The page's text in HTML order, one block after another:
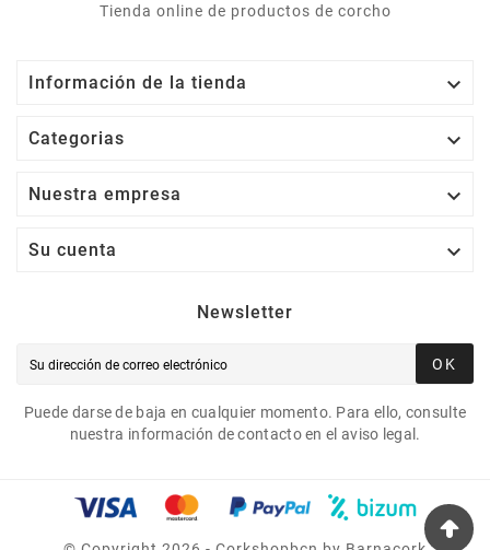
Tienda online de productos de corcho
Información de la tienda 
Categorias 
Nuestra empresa 
Su cuenta 
Newsletter
OK
Puede darse de baja en cualquier momento. Para ello, consulte
nuestra información de contacto en el aviso legal.